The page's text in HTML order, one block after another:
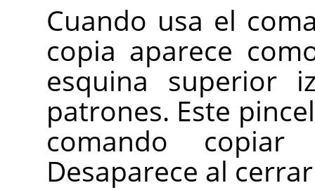
Cuando usa el
copia aparece
esquina superior
patrones. Este
comando
Desaparece al